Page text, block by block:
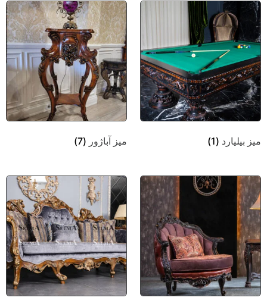
میز بیلیارد (1) میز آباژور (7)